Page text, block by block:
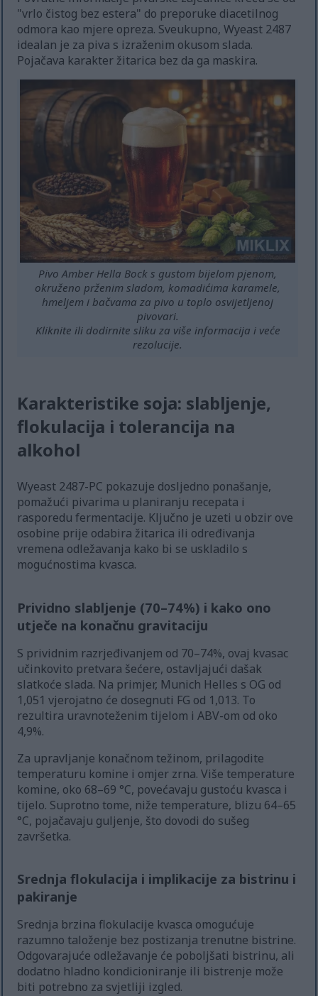
"vrlo čistog bez estera" do preporuke diacetilnog
odmora kao mjere opreza. Sveukupno, Wyeast 2487
idealan je za piva s izraženim okusom slada.
Pojačava karakter žitarica bez da ga maskira.
Pivo Amber Hella Bock s gustom bijelom pjenom,
okruženo prženim sladom, komadićima karamele,
hmeljem i bačvama za pivo u toplo osvijetljenoj
pivovari.
Kliknite ili dodirnite sliku za više informacija i veće
rezolucije.
Karakteristike soja: slabljenje,
flokulacija i tolerancija na
alkohol
Wyeast 2487-PC pokazuje dosljedno ponašanje,
pomažući pivarima u planiranju recepata i
rasporedu fermentacije. Ključno je uzeti u obzir ove
osobine prije odabira žitarica ili određivanja
vremena odležavanja kako bi se uskladilo s
mogućnostima kvasca.
Prividno slabljenje (70–74%) i kako ono
utječe na konačnu gravitaciju
S prividnim razrjeđivanjem od 70–74%, ovaj kvasac
učinkovito pretvara šećere, ostavljajući dašak
slatkoće slada. Na primjer, Munich Helles s OG od
1,051 vjerojatno će dosegnuti FG od 1,013. To
rezultira uravnoteženim tijelom i ABV-om od oko
4,9%.
Za upravljanje konačnom težinom, prilagodite
temperaturu komine i omjer zrna. Više temperature
komine, oko 68–69 °C, povećavaju gustoću kvasca i
tijelo. Suprotno tome, niže temperature, blizu 64–65
°C, pojačavaju guljenje, što dovodi do sušeg
završetka.
Srednja flokulacija i implikacije za bistrinu i
pakiranje
Srednja brzina flokulacije kvasca omogućuje
razumno taloženje bez postizanja trenutne bistrine.
Odgovarajuće odležavanje će poboljšati bistrinu, ali
dodatno hladno kondicioniranje ili bistrenje može
biti potrebno za svjetliji izgled.